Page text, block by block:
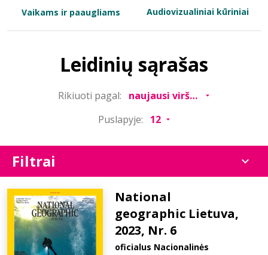
Bibliotekoms
Vaikams ir paaugliams Audiovizualiniai kūriniai
Leidinių sąrašas
Rikiuoti pagal:
Puslapyje:
Filtrai
National
geographic Lietuva,
2023, Nr. 6
oficialus Nacionalinės